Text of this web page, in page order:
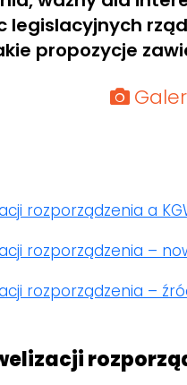
legislacyjnych
propozycje
rozporządzenia a
rozporządzenia –
rozporządzenia –